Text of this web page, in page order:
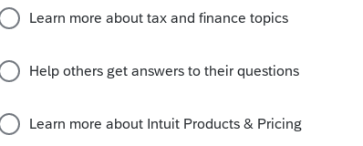
ago